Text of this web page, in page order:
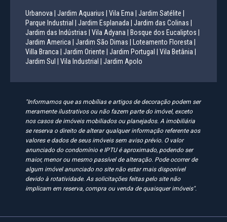
Urbanova | Jardim Aquarius | Vila Ema | Jardim Satélite |
Parque Industrial |
Jardim Esplanada | Jardim das Colinas |
Jardim das Indústrias |
Vila Adyana |
Bosque dos Eucaliptos |
Jardim America | Jardim São Dimas |
Loteamento Floresta |
Villa Branca | Jardim Oriente | Jardim Portugal |
Vila Betânia |
Jardim Sul |
Vila Industrial | Jardim Apolo
"Informamos que as mobílias e artigos de decoração podem ser
meramente ilustrativos ou não fazem parte do imóvel, exceto
nos casos de imóveis mobiliados ou planejados. A imobiliária
se reserva o direito de alterar qualquer informação referente aos
valores e dados de seus imóveis sem aviso prévio. O valor
anunciado do condomínio e IPTU é aproximado, podendo ser
maior, menor ou mesmo passível de alteração. Pode ocorrer de
algum imóvel anunciado no site não estar mais disponível
devido à rotatividade. As solicitações feitas pelo site não
implicam em reserva, compra ou venda de quaisquer imóveis".